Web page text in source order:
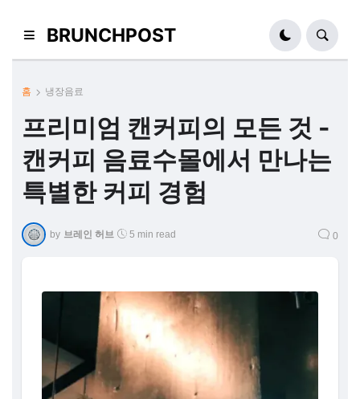
BRUNCHPOST
홈 냉장음료
프리미엄 캔커피의 모든 것 -
캔커피 음료수몰에서 만나는
특별한 커피 경험
by 브레인 허브 5 min read 0